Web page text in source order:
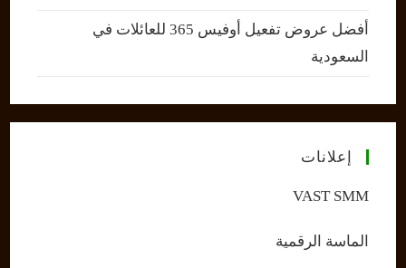
أفضل عروض تفعيل أوفيس 365 للعائلات في
السعودية
إعلانات
VAST SMM
الماسة الرقمية